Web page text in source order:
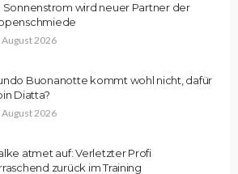
Sonnenstrom wird neuer Partner der
August 2026
Buonanotte kommt wohl nicht, dafür
Diatta?
August 2026
atmet auf: Verletzter Profi
zurück im Training